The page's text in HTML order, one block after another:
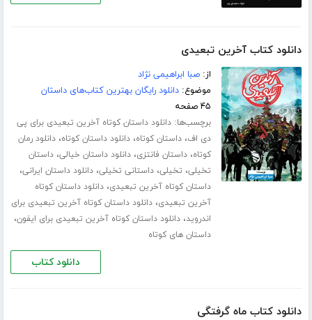
دانلود کتاب آخرین تبعیدی
از:صبا ابراهیمی نژاد
موضوع:دانلود رایگان بهترین کتاب‌های داستان
۴۵ صفحه
برچسب‌ها:دانلود داستان کوتاه آخرین تبعیدی برای پی
دی اف،داستان کوتاه،دانلود داستان کوتاه،دانلود رمان
کوتاه،داستان فانتزی،دانلود داستان خیالی،داستان
تخیلی، تخیلی،داستانی تخیلی،دانلود داستان ایرانی،
داستان کوتاه آخرین تبعیدی،دانلود داستان کوتاه
آخرین تبعیدی،دانلود داستان کوتاه آخرین تبعیدی برای
اندروید،دانلود داستان کوتاه آخرین تبعیدی برای ایفون،
داستان های کوتاه
دانلود کتاب
دانلود کتاب ماه گرفتگی